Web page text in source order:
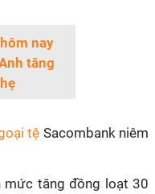
nay
tăng
tệ Sacombank niêm
mức tăng đồng loạt 30